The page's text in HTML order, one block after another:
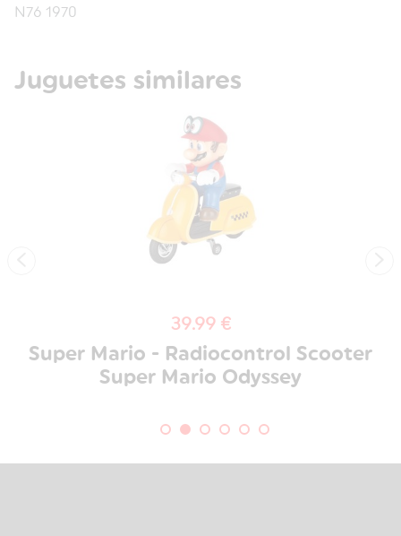
N76 1970
Juguetes similares
39.99 €
Super Mario - Radiocontrol Scooter
Super Mario Odyssey